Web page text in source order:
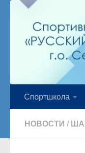
Спортшкола
НОВОСТИ /